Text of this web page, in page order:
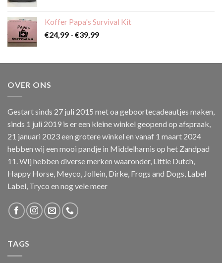
Koffer Papa's Survival Kit
€24,99 - €39,99Prijsklasse:
€39,99
OVER ONS
Gestart sinds 27 juli 2015 met oa geboortecadeautjes maken,
sinds 1 juli 2019 is er een kleine winkel geopend op afspraak,
21 januari 2023 een grotere winkel en vanaf 1 maart 2024
hebben wij een mooi pandje in Middelharnis op het Zandpad
11. WIj hebben diverse merken waaronder, Little Dutch,
Happy Horse, Meyco, Jollein, Dirke, Frogs and Dogs, Label
Label, Tryco en nog vele meer
TAGS